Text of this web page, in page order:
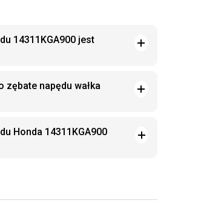
14311KGA900 jest
zębate napędu wałka
Honda 14311KGA900